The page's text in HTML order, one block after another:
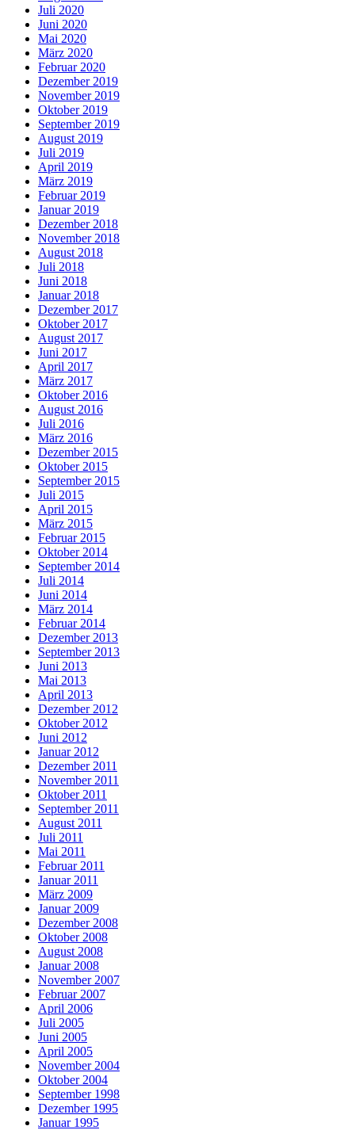
Juli 2020
Juni 2020
Mai 2020
März 2020
Februar 2020
Dezember 2019
November 2019
Oktober 2019
September 2019
August 2019
Juli 2019
April 2019
März 2019
Februar 2019
Januar 2019
Dezember 2018
November 2018
August 2018
Juli 2018
Juni 2018
Januar 2018
Dezember 2017
Oktober 2017
August 2017
Juni 2017
April 2017
März 2017
Oktober 2016
August 2016
Juli 2016
März 2016
Dezember 2015
Oktober 2015
September 2015
Juli 2015
April 2015
März 2015
Februar 2015
Oktober 2014
September 2014
Juli 2014
Juni 2014
März 2014
Februar 2014
Dezember 2013
September 2013
Juni 2013
Mai 2013
April 2013
Dezember 2012
Oktober 2012
Juni 2012
Januar 2012
Dezember 2011
November 2011
Oktober 2011
September 2011
August 2011
Juli 2011
Mai 2011
Februar 2011
Januar 2011
März 2009
Januar 2009
Dezember 2008
Oktober 2008
August 2008
Januar 2008
November 2007
Februar 2007
April 2006
Juli 2005
Juni 2005
April 2005
November 2004
Oktober 2004
September 1998
Dezember 1995
Januar 1995